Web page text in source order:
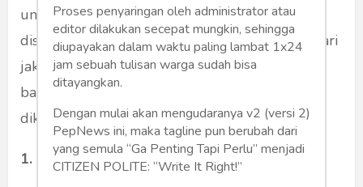
untuk membuat jaket. Jenis kain ini akan
disesuaikan dengan fungsi dan penggunaan dari
jaket tersebut. Berikut ini beberapa kain yang
bagus dan adem untuk jaket yang harus
diketahui.
1. Fleece
Proses penyaringan oleh administrator atau
editor dilakukan secepat mungkin, sehingga
diupayakan dalam waktu paling lambat 1x24
jam sebuah tulisan warga sudah bisa
ditayangkan.
Dengan mulai akan mengudaranya v2 (versi 2)
PepNews ini, maka tagline pun berubah dari
yang semula “Ga Penting Tapi Perlu” menjadi
CITIZEN POLITE: “Write It Right!”